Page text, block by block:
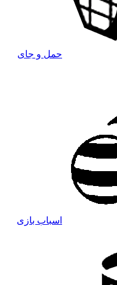
حمل و جای
اسباب بازی